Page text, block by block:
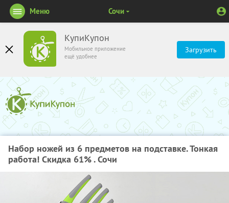
КупиКупон
Мобильное приложение
ещё удобнее
Загрузить
Меню Сочи
Набор ножей из 6 предметов на подставке. Тонкая
работа! Скидка 61% . Сочи